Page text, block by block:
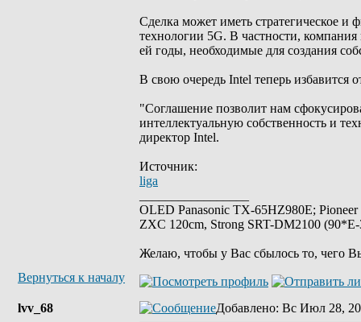
Сделка может иметь стратегическое и
технологии 5G. В частности,
ей годы, необходимые для создания
В свою очередь Intel теперь избавится
"Соглашение позволит нам
интеллектуальную собственность и
директор Intel.
Источник:
liga
OLED Panasonic TX-65HZ980E;
ZXC 120cm, Strong SRT-DM2100
Желаю, чтобы у Вас сбылось то, чего
Вернуться к началу
lvv_68 Добавлено: Вс Июл 28,